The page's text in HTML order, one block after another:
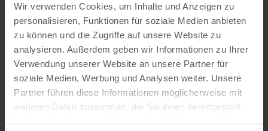
Wir verwenden Cookies, um Inhalte und Anzeigen zu
personalisieren, Funktionen für soziale Medien anbieten
zu können und die Zugriffe auf unsere Website zu
analysieren. Außerdem geben wir Informationen zu Ihrer
Verwendung unserer Website an unsere Partner für
soziale Medien, Werbung und Analysen weiter. Unsere
Partner führen diese Informationen möglicherweise mit
weiteren Daten zusammen, die Sie ihnen bereitgestellt